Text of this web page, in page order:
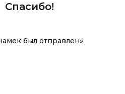
Спасибо!
был отправлен»